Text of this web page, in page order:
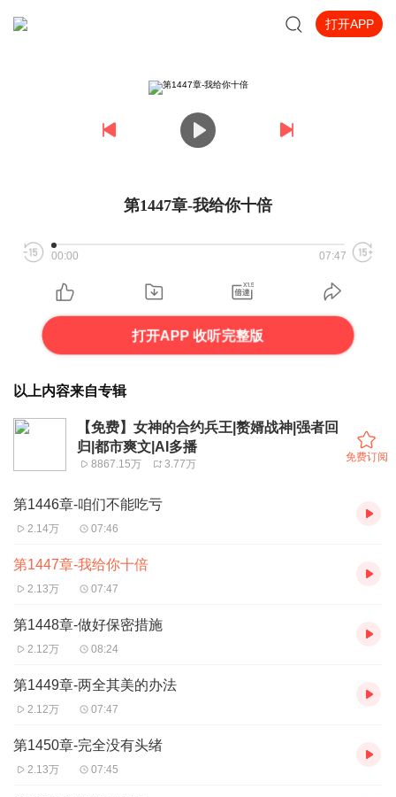
打开APP
第1447章-我给你十倍
00:00 07:47
打开APP 收听完整版
以上内容来自专辑
【免费】女神的合约兵王|赘婿战神|强者回
归|都市爽文|AI多播
8867.15万 3.77万
免费订阅
第1446章-咱们不能吃亏
2.14万 07:46
第1447章-我给你十倍
2.13万 07:47
第1448章-做好保密措施
2.12万 08:24
第1449章-两全其美的办法
2.12万 07:47
第1450章-完全没有头绪
2.13万 07:45